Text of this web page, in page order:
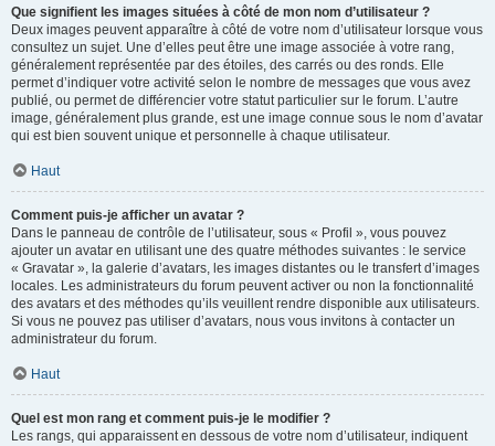
Que signifient les images situées à côté de mon nom d’utilisateur ?
Deux images peuvent apparaître à côté de votre nom d’utilisateur lorsque vous
consultez un sujet. Une d’elles peut être une image associée à votre rang,
généralement représentée par des étoiles, des carrés ou des ronds. Elle
permet d’indiquer votre activité selon le nombre de messages que vous avez
publié, ou permet de différencier votre statut particulier sur le forum. L’autre
image, généralement plus grande, est une image connue sous le nom d’avatar
qui est bien souvent unique et personnelle à chaque utilisateur.
Haut
Comment puis-je afficher un avatar ?
Dans le panneau de contrôle de l’utilisateur, sous « Profil », vous pouvez
ajouter un avatar en utilisant une des quatre méthodes suivantes : le service
« Gravatar », la galerie d’avatars, les images distantes ou le transfert d’images
locales. Les administrateurs du forum peuvent activer ou non la fonctionnalité
des avatars et des méthodes qu’ils veuillent rendre disponible aux utilisateurs.
Si vous ne pouvez pas utiliser d’avatars, nous vous invitons à contacter un
administrateur du forum.
Haut
Quel est mon rang et comment puis-je le modifier ?
Les rangs, qui apparaissent en dessous de votre nom d’utilisateur, indiquent